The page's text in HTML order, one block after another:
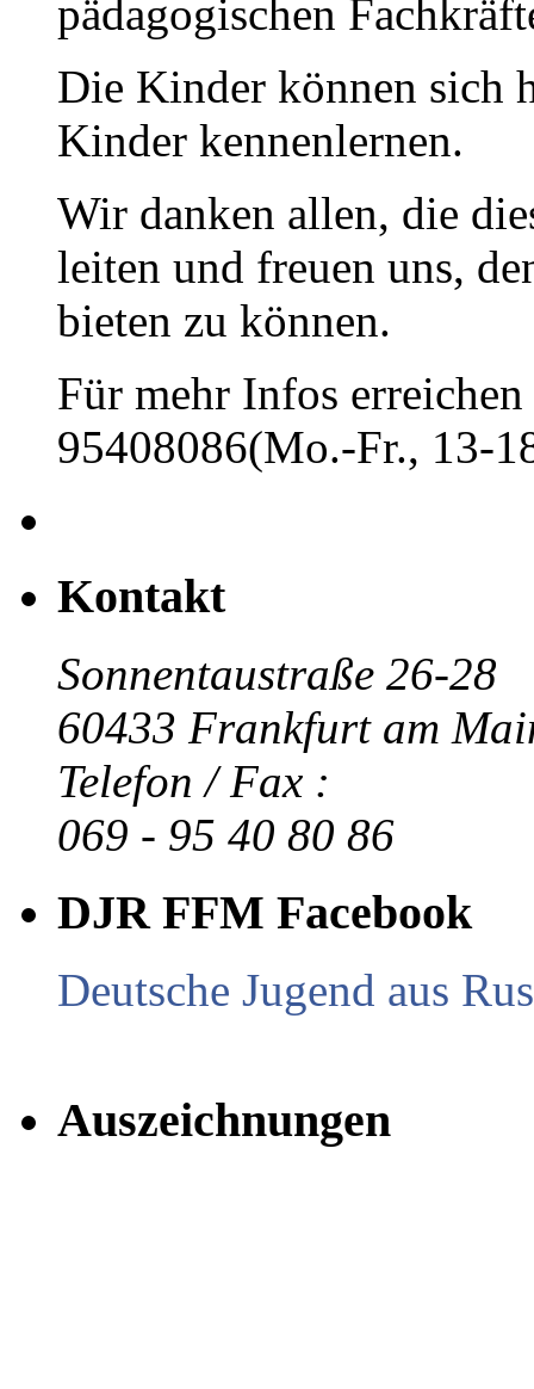
pädagogischen
Die Kinder können sich
Kinder kennenlernen.
Wir danken allen, die
leiten und freuen uns,
bieten zu können.
Für mehr Infos
95408086(Mo.-Fr., 13-
Kontakt
Sonnentaustraße 26-28
60433 Frankfurt am
Telefon / Fax :
069 - 95 40 80 86
DJR FFM Facebook
Deutsche Jugend aus
Auszeichnungen